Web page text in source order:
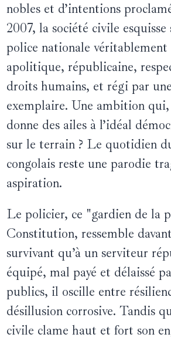
nobles et d’intentions
2007, la société civile esquisse
police nationale véritablement
apolitique, républicaine,
droits humains, et régi par
exemplaire. Une ambition
donne des ailes à l’idéal
sur le terrain ? Le quotidien
congolais reste une parodie
aspiration.
Le policier, ce "gardien de la
Constitution, ressemble
survivant qu’à un serviteur
équipé, mal payé et délaissé
publics, il oscille entre
désillusion corrosive. Tandis
civile clame haut et fort son